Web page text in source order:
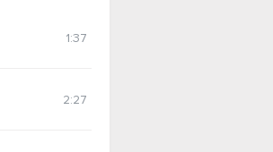
1:37
2:27